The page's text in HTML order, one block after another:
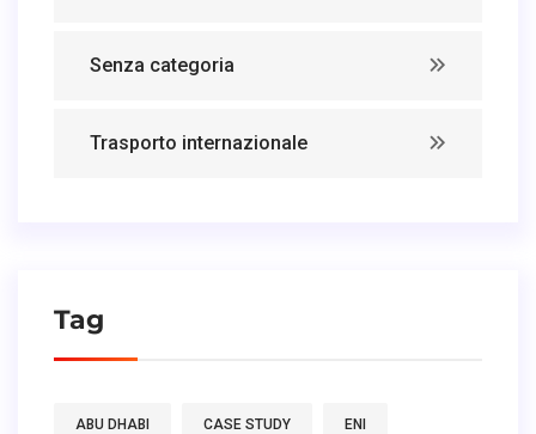
Senza categoria
Trasporto internazionale
Tag
ABU DHABI CASE STUDY ENI